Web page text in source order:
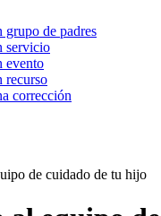
grupo de padres
servicio
evento
recurso
corrección
de cuidado de tu hijo